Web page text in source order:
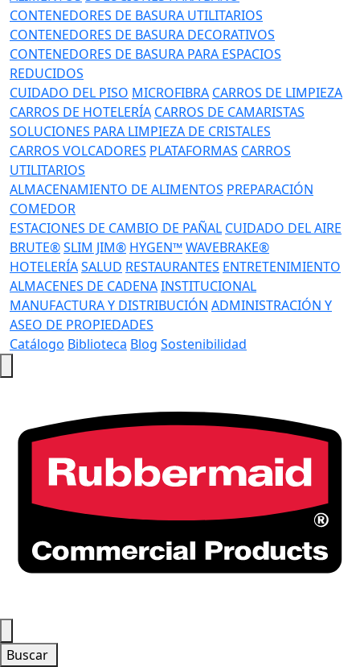
CONTENEDORES DE BASURA UTILITARIOS
CONTENEDORES DE BASURA DECORATIVOS
CONTENEDORES DE BASURA PARA ESPACIOS
REDUCIDOS
CUIDADO DEL PISO MICROFIBRA CARROS DE LIMPIEZA
CARROS DE HOTELERÍA CARROS DE CAMARISTAS
SOLUCIONES PARA LIMPIEZA DE CRISTALES
CARROS VOLCADORES PLATAFORMAS CARROS
UTILITARIOS
ALMACENAMIENTO DE ALIMENTOS PREPARACIÓN
COMEDOR
ESTACIONES DE CAMBIO DE PAÑAL CUIDADO DEL AIRE
BRUTE®SLIM JIM® HYGEN™WAVEBRAKE®
HOTELERÍASALUD RESTAURANTES ENTRETENIMIENTO
ALMACENES DE CADENAINSTITUCIONAL
MANUFACTURA Y DISTRIBUCIÓN ADMINISTRACIÓN Y
ASEO DE PROPIEDADES
Catálogo Biblioteca Blog Sostenibilidad
Buscar